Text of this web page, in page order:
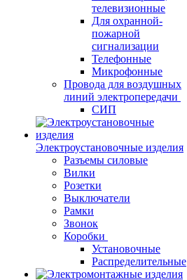
телевизионные
Для охранной-
пожарной
сигнализации
Телефонные
Микрофонные
Провода для воздушных
линий электропередачи
СИП
Электроустановочные изделия
Разъемы силовые
Вилки
Розетки
Выключатели
Рамки
Звонок
Коробки
Установочные
Распределительные